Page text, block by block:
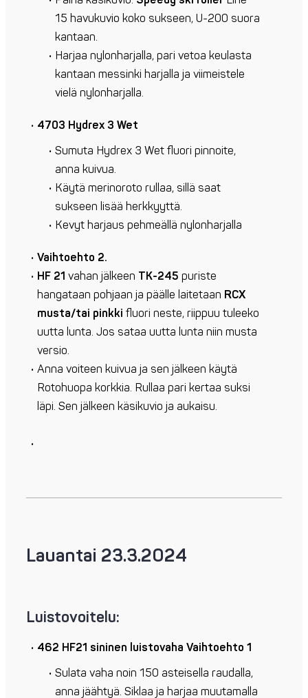
15 havukuvio koko sukseen, U-200 suora
kantaan.
Harjaa nylonharjalla, pari vetoa keulasta
kantaan messinki harjalla ja viimeistele
vielä nylonharjalla.
4703 Hydrex 3 Wet
Sumuta Hydrex 3 Wet fluori pinnoite,
anna kuivua.
Käytä merinoroto rullaa, sillä saat
sukseen lisää herkkyyttä.
Kevyt harjaus pehmeällä nylonharjalla
Vaihtoehto 2.
HF 21 vahan jälkeen TK-245 puriste
hangataan pohjaan ja päälle laitetaan RCX
musta/tai pinkki fluori neste, riippuu tuleeko
uutta lunta. Jos sataa uutta lunta niin musta
versio.
Anna voiteen kuivua ja sen jälkeen käytä
Rotohuopa korkkia. Rullaa pari kertaa suksi
läpi. Sen jälkeen käsikuvio ja aukaisu.
Lauantai 23.3.2024
Luistovoitelu:
462 HF21 sininen luistovaha Vaihtoehto 1
Sulata vaha noin 150 asteisella raudalla,
anna jäähtyä. Siklaa ja harjaa muutamalla